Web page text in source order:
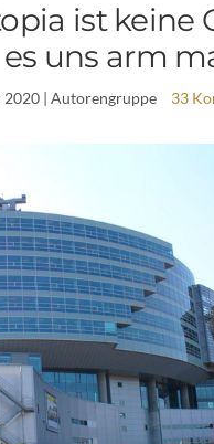
ist keine
uns arm
2020| Autorengruppe 33